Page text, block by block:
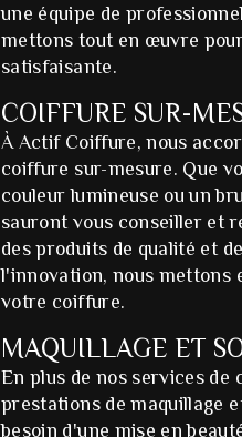
une équipe de
mettons tout en œuvre
satisfaisante.
COIFFURE SUR-
À Actif Coiffure, nous
coiffure sur-mesure. Que
couleur lumineuse ou un
sauront vous conseiller et
des produits de qualité et
l'innovation, nous mettons
votre coiffure.
MAQUILLAGE ET
En plus de nos services de
prestations de maquillage
besoin d'une mise en